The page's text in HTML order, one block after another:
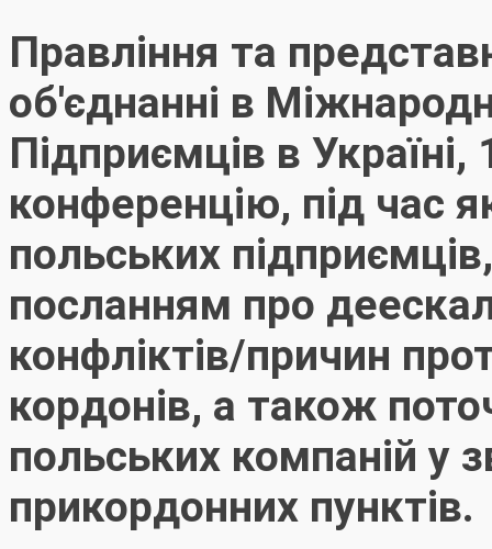
Правління та
об'єднанні в
Підприємців в
конференцію, під час
польських
посланням про
конфліктів/причин
кордонів, а також
польських компаній у
прикордонних пунктів.